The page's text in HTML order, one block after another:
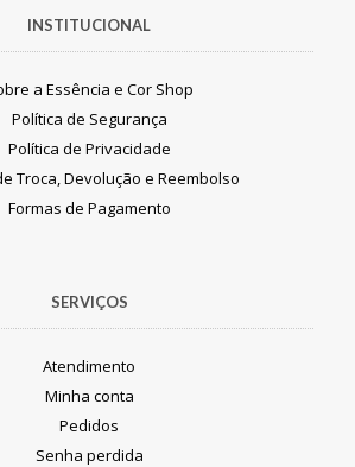
INSTITUCIONAL
a Essência e Cor Shop
Política de Segurança
Política de Privacidade
Troca, Devolução e Reembolso
Formas de Pagamento
SERVIÇOS
Atendimento
Minha conta
Pedidos
Senha perdida